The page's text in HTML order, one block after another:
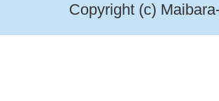
Copyright (c)